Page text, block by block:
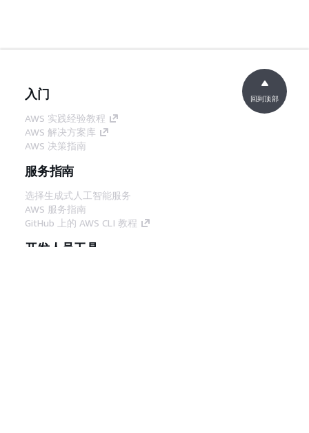
入门
AWS 实践经验教程
AWS 解决方案库
AWS 决策指南
服务指南
选择生成式人工智能服务
AWS 服务指南
GitHub 上的 AWS CLI 教程
开发人员工具
回到顶部